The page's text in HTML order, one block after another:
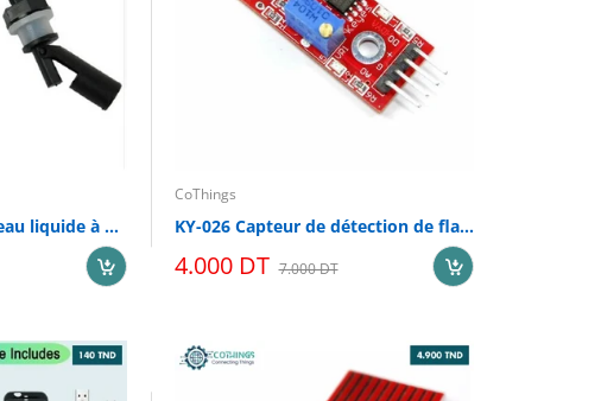
Capteur de niveau d’eau liquide à flotteur à bille de type anti-corrosion
CoThings
KY-026 Capteur de détection de flamme
4.000 DT 7.000 DT